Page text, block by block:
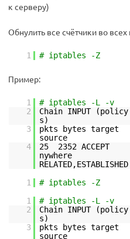
к серверу)
Обнулить все счётчики во всех
1 # iptables -Z
Пример:
1
# iptables -L -v
2
Chain INPUT
s)
3
pkts bytes
source
4
25 2352
nywhere
RELATED,ESTABLISHED
1
# iptables -Z
1
# iptables -L -v
2
Chain INPUT
s)
3
pkts bytes
source